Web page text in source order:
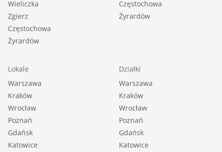
Wieliczka
Zgierz
Częstochowa
Żyrardów
Częstochowa
Żyrardów
Lokale
Warszawa
Kraków
Wrocław
Poznań
Gdańsk
Katowice
Działki
Warszawa
Kraków
Wrocław
Poznań
Gdańsk
Katowice